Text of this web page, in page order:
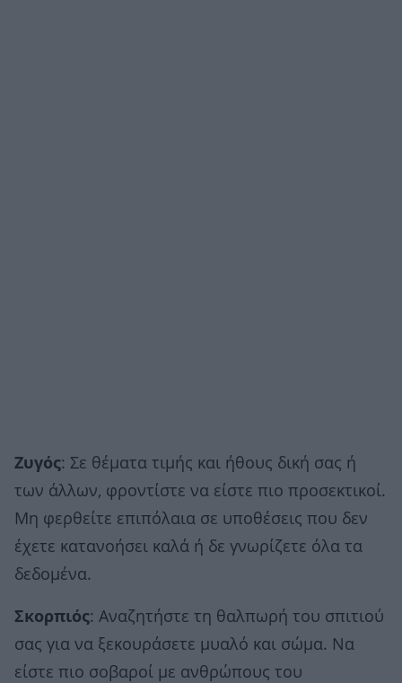
Ζυγός: Σε θέματα τιμής και ήθους δική σας ή
των άλλων, φροντίστε να είστε πιο προσεκτικοί.
Μη φερθείτε επιπόλαια σε υποθέσεις που δεν
έχετε κατανοήσει καλά ή δε γνωρίζετε όλα τα
δεδομένα.
Σκορπιός: Αναζητήστε τη θαλπωρή του σπιτιού
σας για να ξεκουράσετε μυαλό και σώμα. Να
είστε πιο σοβαροί με ανθρώπους του